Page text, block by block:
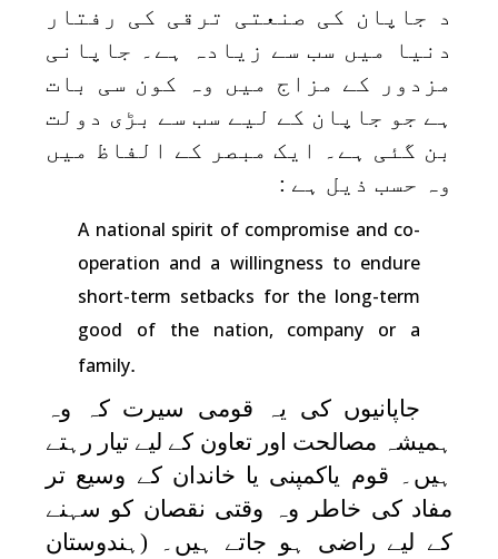
د جاپان کی صنعتی ترقی کی رفتار
دنیا میں سب سے زیادہ ہے۔ جاپانی
مزدور کے مزاج میں وہ کون سی بات
ہے جو جاپان کے لیے سب سے بڑی دولت
بن گئی ہے۔ ایک مبصر کے الفاظ میں
وہ حسب ذیل ہے :
A national spirit of compromise and co-
operation and a willingness to endure
short-term setbacks for the long-term
good of the nation, company or a
family.
جاپانیوں کی یہ قومی سیرت کہ وہ
ہمیشہ مصالحت اور تعاون کے لیے تیار رہتے
ہیں۔ قوم یاکمپنی یا خاندان کے وسیع تر
مفاد کی خاطر وہ وقتی نقصان کو سہنے
کے لیے راضی ہو جاتے ہیں۔ (ہندوستان